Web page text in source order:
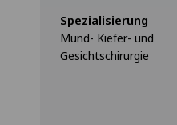
Spezialisierung
Mund- Kiefer- und
Gesichtschirurgie